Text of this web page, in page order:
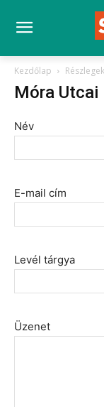
Kezdőlap
Móra
Név
E-mail cím
Levél tárgya
Üzenet